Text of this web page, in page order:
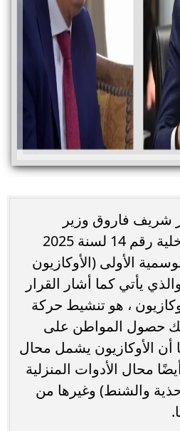
شريف فاروق وزير
التموين والتجارة الداخلية رقم 14 لسنة 2025
الأولى (الأوكازيون
لعام 2025، والذي يأتي كما أشار القرار
، هو تنشيط حركة
حصول المواطن على
أن الأوكازيون يشمل محال
محال الأدوات المنزلية
والشنط) وغيرها من